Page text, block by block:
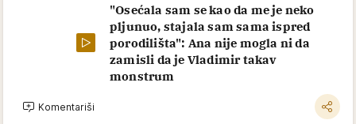
"Osećala sam se kao da me je neko
pljunuo, stajala sam sama ispred
porodilišta": Ana nije mogla ni da
zamisli da je Vladimir takav
monstrum
Komentariši